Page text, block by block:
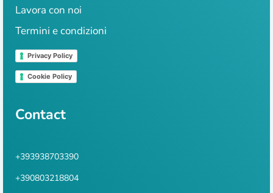
Lavora con noi
Termini e condizioni
Privacy Policy
Cookie Policy
Contact
+393938703390
+390803218804